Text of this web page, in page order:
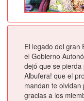
El legado del gran
el Gobierno
dejó que se pierda
Albufera! que el
mandan te
gracias a los